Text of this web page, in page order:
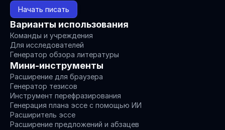
Начать писать
Варианты использования
Команды и учреждения
Для исследователей
Генератор обзора литературы
Мини-инструменты
Расширение для браузера
Генератор тезисов
Инструмент перефразирования
Генерация плана эссе с помощью ИИ
Расширитель эссе
Расширение предложений и абзацев